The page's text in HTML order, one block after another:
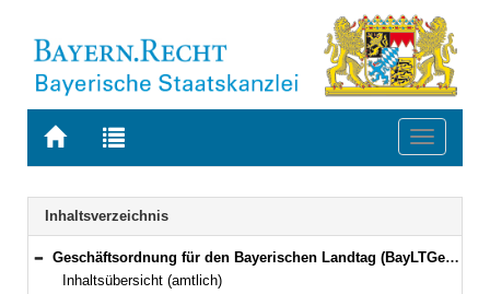
Zur
BAYERN.RECHT
Zur
letzten
Suche
Toggle
Navigation
Inhaltsverzeichnis
Bereich reduzieren
Geschäftsordnung für den Bayerischen Landtag (BayLTGeschO) in der Fassung der Bekanntmachung vom 14. August 2009 (GVBl. S. 420) BayRS 1100-3-I (§§ 1–195)
Inhaltsübersicht (amtlich)